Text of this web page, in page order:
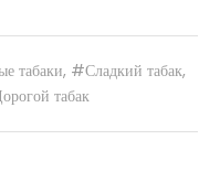
табаки, #Сладкий табак,
табак